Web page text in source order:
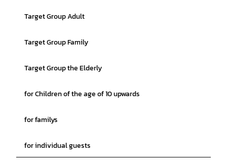
Target Group Adult
Target Group Family
Target Group the Elderly
for Children of the age of 10 upwards
for familys
for individual guests